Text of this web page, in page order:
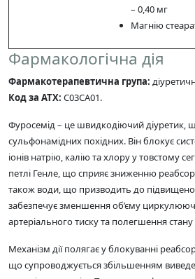
– 0,40 мг
Магнію
Фармакологічна дія
Фармакотерапевтична група:
Код за АТХ: C03CA01.
Фуросемід – це швидкодіючий діуретик,
сульфонамідних похідних. Він блокує
іонів натрію, калію та хлору у товстому
петлі Генле, що сприяє зниженню
також води, що призводить до
забезпечує зменшення об’єму
артеріального тиску та полегшення
Механізм дії полягає у блокуванні
що супроводжується збільшенням